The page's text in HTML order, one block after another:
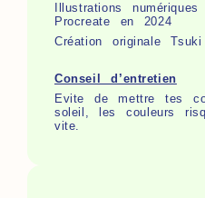
Illustrations
Procreate en 2024
Création originale
Conseil d’entretien
Evite de mettre tes
soleil, les couleurs
vite.